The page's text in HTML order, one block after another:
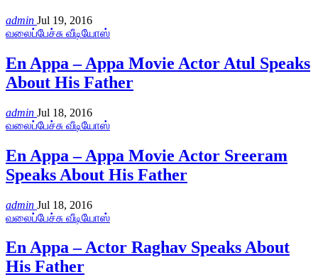
admin Jul 19, 2016
வலைப்பேச்சு வீடியோஸ்
En Appa – Appa Movie Actor Atul Speaks
About His Father
admin Jul 18, 2016
வலைப்பேச்சு வீடியோஸ்
En Appa – Appa Movie Actor Sreeram
Speaks About His Father
admin Jul 18, 2016
வலைப்பேச்சு வீடியோஸ்
En Appa – Actor Raghav Speaks About
His Father